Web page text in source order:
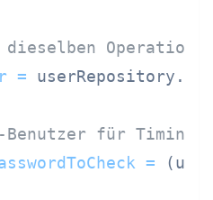
=
Benutzer für
=